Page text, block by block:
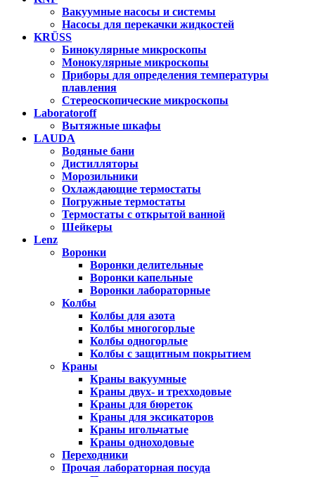
Вакуумные насосы и системы
Насосы для перекачки жидкостей
KRÜSS
Бинокулярные микроскопы
Монокулярные микроскопы
Приборы для определения температуры
плавления
Стереоскопические микроскопы
Laboratoroff
Вытяжные шкафы
LAUDA
Водяные бани
Дистилляторы
Морозильники
Охлаждающие термостаты
Погружные термостаты
Термостаты с открытой ванной
Шейкеры
Lenz
Воронки
Воронки делительные
Воронки капельные
Воронки лабораторные
Колбы
Колбы для азота
Колбы многогорлые
Колбы одногорлые
Колбы с защитным покрытием
Краны
Краны вакуумные
Краны двух- и трехходовые
Краны для бюреток
Краны для эксикаторов
Краны игольчатые
Краны одноходовые
Переходники
Прочая лабораторная посуда